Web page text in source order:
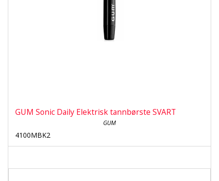
GUM Sonic Daily Elektrisk tannbørste SVART
GUM
4100MBK2